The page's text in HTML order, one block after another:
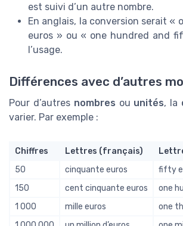
est suivi d’un autre nombre.
En anglais, la conversion serait «
euros » ou « one hundred and
l’usage.
Différences avec d’autres
Pour d’autres nombres ou unités, la
varier. Par exemple :
Chiffres Lettres (français)
50
cinquante euros
fifty
150
cent cinquante euros
one
1 000
mille euros
one